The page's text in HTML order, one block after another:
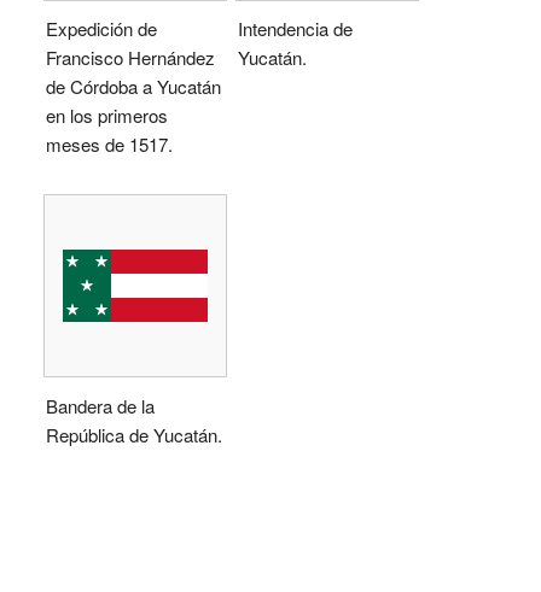
Expedición de
Francisco Hernández
de Córdoba a Yucatán
en los primeros
meses de 1517.
Intendencia de
Yucatán.
Bandera de la
República de Yucatán.